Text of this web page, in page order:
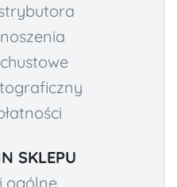
SKLEPU
ogólne